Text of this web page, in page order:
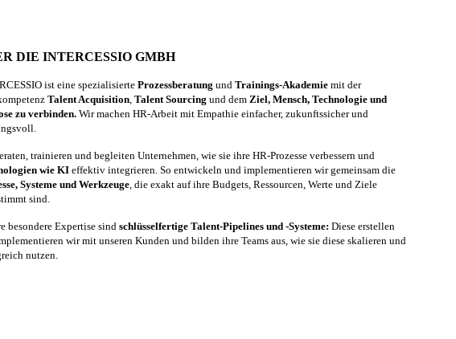
DIE INTERCESSIO GMBH
ist eine spezialisierteProzessberatung und Trainings-Akademie mit der
Talent Acquisition Talent Sourcing und dem Ziel, Mensch, Technologie und
zu verbinden. Wir machen HR-Arbeit mit Empathie einfacher, zukunftssicher und
trainieren und begleiten Unternehmen, wie sie ihre HR-Prozesse verbessern und
wie KI effektiv integrieren. So entwickeln und implementieren wir gemeinsam die
Systeme und Werkzeuge , die exakt auf ihre Budgets, Ressourcen, Werte und Ziele
sind.
besondere Expertise sind schlüsselfertige Talent-Pipelines und -Systeme: Diese erstellen
wir mit unseren Kunden und bilden ihre Teams aus, wie sie diese skalieren und
nutzen.